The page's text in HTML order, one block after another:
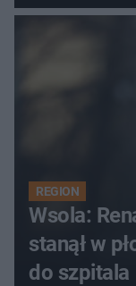
REGION
Wsola:
stanął w
do szpitala